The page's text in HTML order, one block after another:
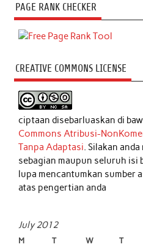
PAGE RANK CHECKER
CREATIVE COMMONS LICENSE
ciptaan disebarluaskan di
Commons Atribusi-
Tanpa Adaptasi. Silakan
sebagian maupun seluruh isi
lupa mencantumkan sumber
atas pengertian anda
July 2012
M T W T